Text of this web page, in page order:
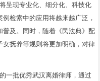
呈现专业化、细分化、科技化
检索中的应用将越来越广泛，
及。同时，随着《民法典》配
抚养等规则将更加明确，对律
一批优秀武汉离婚律师，通过